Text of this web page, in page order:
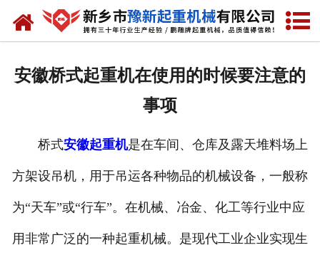
网站首页
资质荣誉
工程案例
安徽桥式起重机在使用的时候要注意的
事项
桥式安徽起重机是在车间、仓库及露天堆料场上
方架设吊机，用于吊运各种物品的机械设备，一般称
为“天车”或“行车”。在机械、冶金、化工等行业中应
用非常广泛的一种起重机械。是现代工业企业实现生